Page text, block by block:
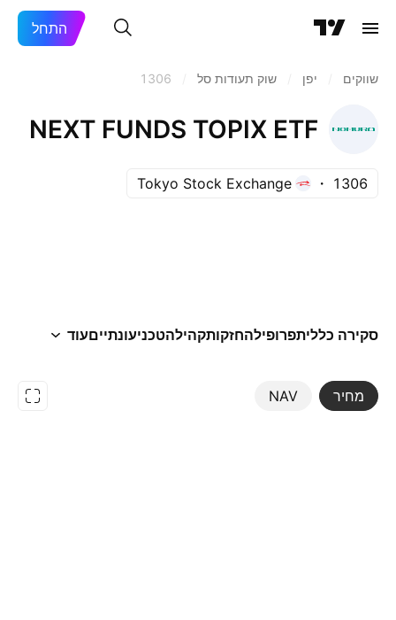
התחל
שווקים יפן‏ שוק תעודות סל 1306
NEXT FUNDS TOPIX ETF
1306
Tokyo Stock Exchange
סקירה כלליתפרופילהחזקותקהילהטכניעונתייםעוד
מחיר NAV